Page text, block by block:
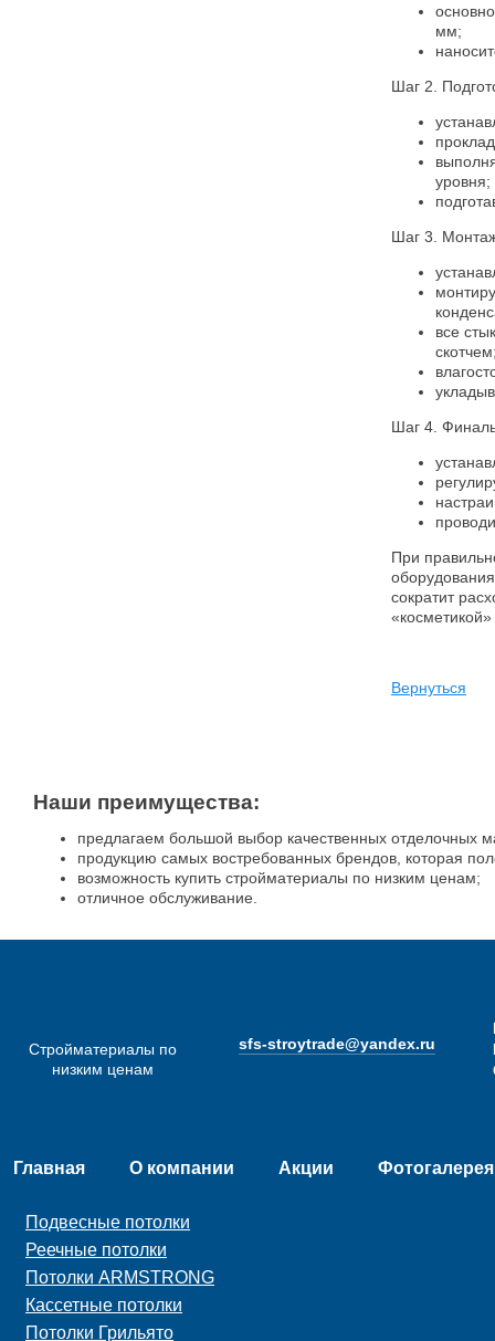
мм;
Шаг 2.
уровня;
Шаг 3.
все
Шаг 4.
При
сократит
Вернуться
Наши преимущества:
предлагаем большой выбор качественных отделочных
продукцию самых востребованных брендов, которая
возможность купить стройматериалы по низким ценам;
отличное обслуживание.
Стройматериалы по
низким ценам
sfs-stroytrade@yandex.ru
Главная О компании Акции Фотогалерея
Подвесные потолки
Реечные потолки
Потолки ARMSTRONG
Кассетные потолки
Потолки Грильято